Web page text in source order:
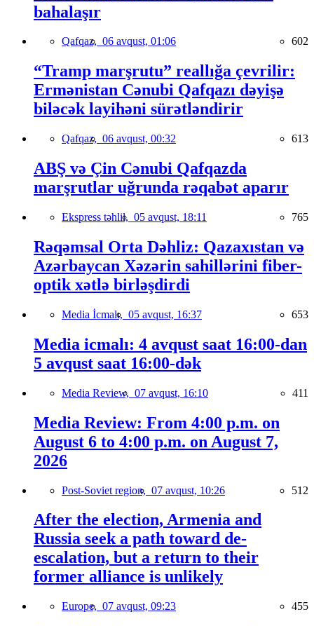
bahalaşır
Qafqaz, 06 avqust, 01:06 602
“Tramp marşrutu” reallığa çevrilir:
Ermənistan Cənubi Qafqazı dəyişə
biləcək layihəni sürətləndirir
Qafqaz, 06 avqust, 00:32 613
ABŞ və Çin Cənubi Qafqazda
marşrutlar uğrunda rəqabət aparır
Ekspress təhlil, 05 avqust, 18:11 765
Rəqəmsal Orta Dəhliz: Qazaxıstan və
Azərbaycan Xəzərin sahillərini fiber-
optik xətlə birləşdirdi
Media İcmalı, 05 avqust, 16:37 653
Media icmalı: 4 avqust saat 16:00-dan
5 avqust saat 16:00-dək
Media Review, 07 avqust, 16:10 411
Media Review: From 4:00 p.m. on
August 6 to 4:00 p.m. on August 7,
2026
Post-Soviet region, 07 avqust, 10:26 512
After the election, Armenia and
Russia seek a path toward de-
escalation, but a return to their
former alliance is unlikely
Europe, 07 avqust, 09:23 455